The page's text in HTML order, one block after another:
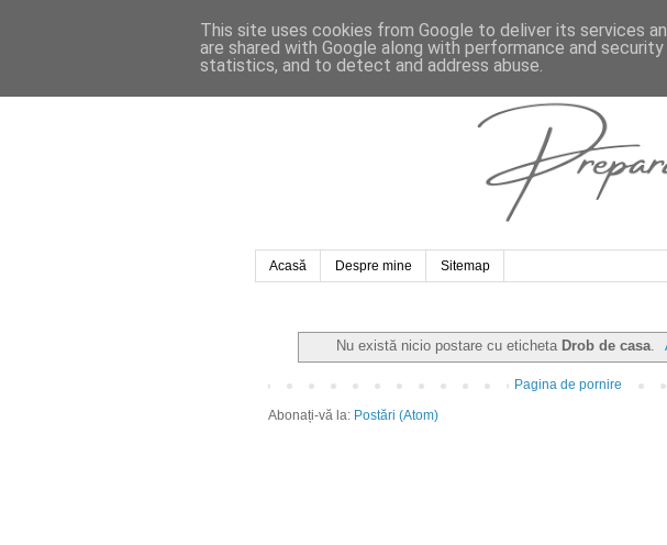
Acasă Despre mine Sitemap
Nu există nicio postare cu eticheta Drob de casa.
Pagina de pornire
Abonați-vă la: Postări (Atom)
This site uses cookies from Google to deliver its services
are shared with Google along with performance and
statistics, and to detect and address abuse.